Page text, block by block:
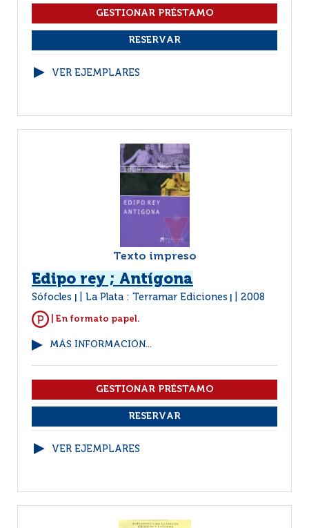
VER EJEMPLARES
Texto impreso
Edipo rey ; Antígona
Sófocles La Plata : Terramar Ediciones 2008
| En formato papel.
MÁS INFORMACIÓN...
VER EJEMPLARES